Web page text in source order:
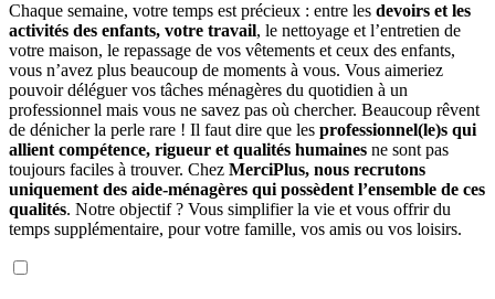
Chaque semaine, votre temps est précieux : entre les devoirs et les
activités des enfants, votre travail, le nettoyage et l’entretien de
votre maison, le repassage de vos vêtements et ceux des enfants,
vous n’avez plus beaucoup de moments à vous. Vous aimeriez
pouvoir déléguer vos tâches ménagères du quotidien à un
professionnel mais vous ne savez pas où chercher. Beaucoup rêvent
de dénicher la perle rare ! Il faut dire que les professionnel(le)s qui
allient compétence, rigueur et qualités humaines ne sont pas
toujours faciles à trouver. Chez MerciPlus, nous recrutons
uniquement des aide-ménagères qui possèdent l’ensemble de ces
qualités. Notre objectif ? Vous simplifier la vie et vous offrir du
temps supplémentaire, pour votre famille, vos amis ou vos loisirs.